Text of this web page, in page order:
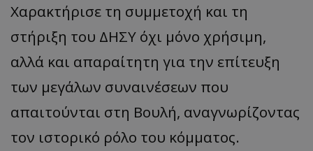
Χαρακτήρισε τη συμμετοχή και τη
στήριξη του ΔΗΣΥ όχι μόνο χρήσιμη,
αλλά και απαραίτητη για την επίτευξη
των μεγάλων συναινέσεων που
απαιτούνται στη Βουλή, αναγνωρίζοντας
τον ιστορικό ρόλο του κόμματος.